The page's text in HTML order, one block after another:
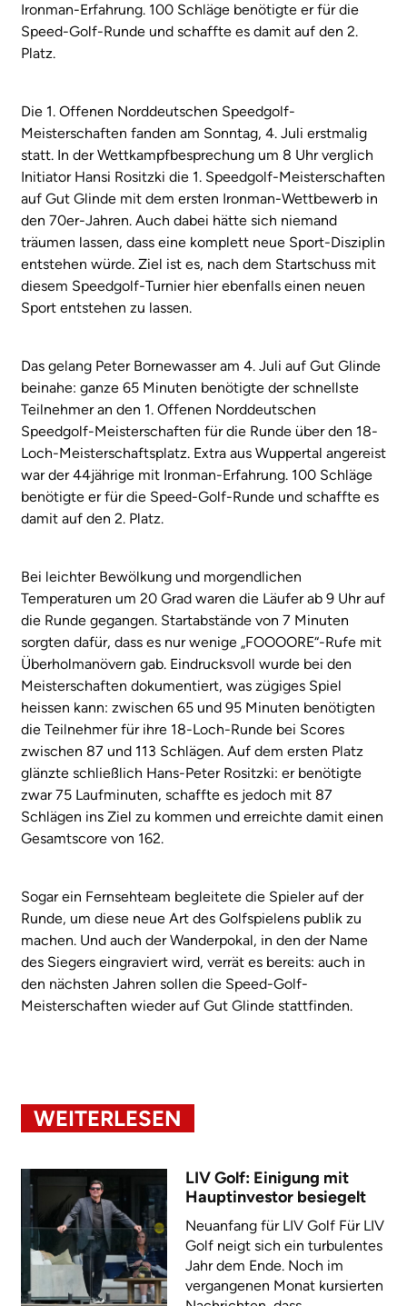
Ironman-Erfahrung. 100 Schläge benötigte er für die
Speed-Golf-Runde und schaffte es damit auf den 2.
Platz.
Die 1. Offenen Norddeutschen Speedgolf-
Meisterschaften fanden am Sonntag, 4. Juli erstmalig
statt. In der Wettkampfbesprechung um 8 Uhr verglich
Initiator Hansi Rositzki die 1. Speedgolf-Meisterschaften
auf Gut Glinde mit dem ersten Ironman-Wettbewerb in
den 70er-Jahren. Auch dabei hätte sich niemand
träumen lassen, dass eine komplett neue Sport-Disziplin
entstehen würde. Ziel ist es, nach dem Startschuss mit
diesem Speedgolf-Turnier hier ebenfalls einen neuen
Sport entstehen zu lassen.
Das gelang Peter Bornewasser am 4. Juli auf Gut Glinde
beinahe: ganze 65 Minuten benötigte der schnellste
Teilnehmer an den 1. Offenen Norddeutschen
Speedgolf-Meisterschaften für die Runde über den 18-
Loch-Meisterschaftsplatz. Extra aus Wuppertal angereist
war der 44jährige mit Ironman-Erfahrung. 100 Schläge
benötigte er für die Speed-Golf-Runde und schaffte es
damit auf den 2. Platz.
Bei leichter Bewölkung und morgendlichen
Temperaturen um 20 Grad waren die Läufer ab 9 Uhr auf
die Runde gegangen. Startabstände von 7 Minuten
sorgten dafür, dass es nur wenige „FOOOORE“-Rufe mit
Überholmanövern gab. Eindrucksvoll wurde bei den
Meisterschaften dokumentiert, was zügiges Spiel
heissen kann: zwischen 65 und 95 Minuten benötigten
die Teilnehmer für ihre 18-Loch-Runde bei Scores
zwischen 87 und 113 Schlägen. Auf dem ersten Platz
glänzte schließlich Hans-Peter Rositzki: er benötigte
zwar 75 Laufminuten, schaffte es jedoch mit 87
Schlägen ins Ziel zu kommen und erreichte damit einen
Gesamtscore von 162.
Sogar ein Fernsehteam begleitete die Spieler auf der
Runde, um diese neue Art des Golfspielens publik zu
machen. Und auch der Wanderpokal, in den der Name
des Siegers eingraviert wird, verrät es bereits: auch in
den nächsten Jahren sollen die Speed-Golf-
Meisterschaften wieder auf Gut Glinde stattfinden.
WEITERLESEN
LIV Golf: Einigung mit
Hauptinvestor besiegelt
Neuanfang für LIV Golf Für LIV
Golf neigt sich ein turbulentes
Jahr dem Ende. Noch im
vergangenen Monat kursierten